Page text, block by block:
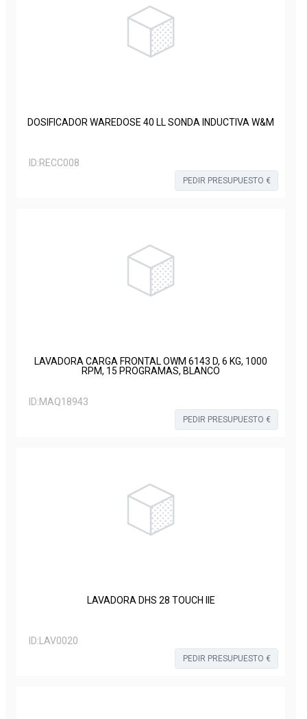
DOSIFICADOR WAREDOSE 40 LL SONDA INDUCTIVA W&M
ID:RECC008
PEDIR PRESUPUESTO €
LAVADORA CARGA FRONTAL OWM 6143 D, 6 KG, 1000
RPM, 15 PROGRAMAS, BLANCO
ID:MAQ18943
PEDIR PRESUPUESTO €
LAVADORA DHS 28 TOUCH IIE
ID: LAV0020
PEDIR PRESUPUESTO €